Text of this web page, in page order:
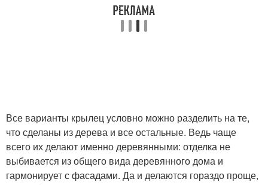
Все варианты крылец условно можно разделить на те,
что сделаны из дерева и все остальные. Ведь чаще
всего их делают именно деревянными: отделка не
выбивается из общего вида деревянного дома и
гармонирует с фасадами. Да и делаются гораздо проще,